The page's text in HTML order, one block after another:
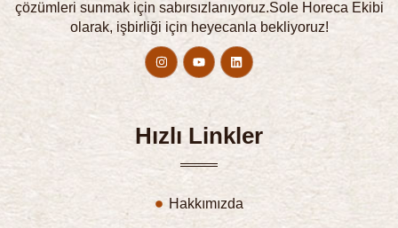
çözümleri sunmak için sabırsızlanıyoruz.Sole Horeca Ekibi
olarak, işbirliği için heyecanla bekliyoruz!
Hızlı Linkler
Hakkımızda